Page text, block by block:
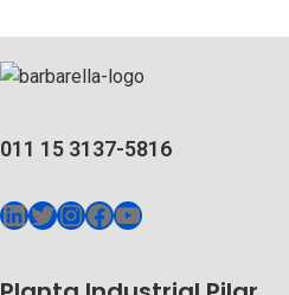
011 15 3137-5816